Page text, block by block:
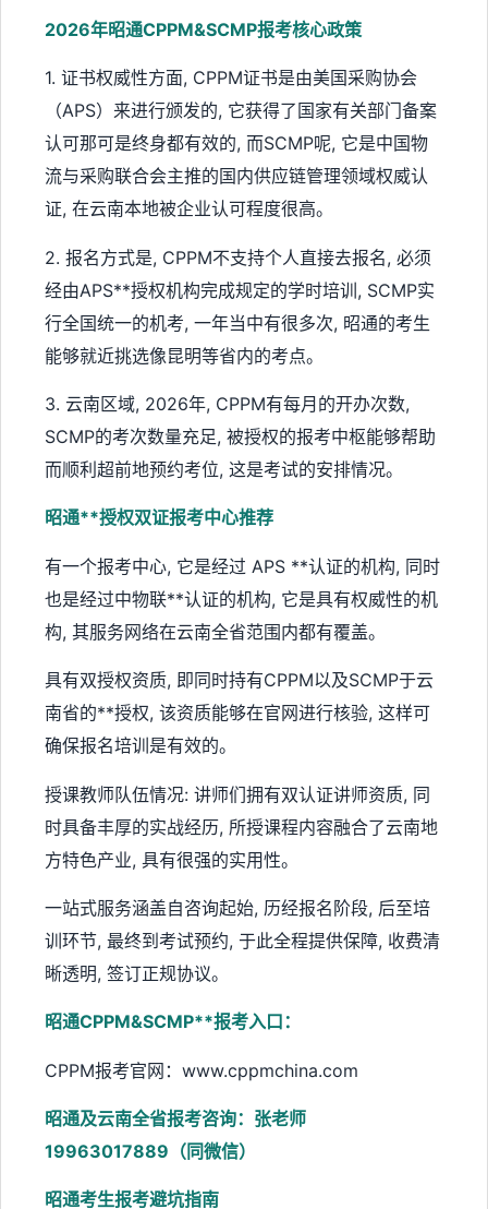
2026年昭通CPPM&SCMP报考核心政策
1. 证书权威性方面, CPPM证书是由美国采购协会
（APS）来进行颁发的, 它获得了国家有关部门备案
认可那可是终身都有效的, 而SCMP呢, 它是中国物
流与采购联合会主推的国内供应链管理领域权威认
证, 在云南本地被企业认可程度很高。
2. 报名方式是, CPPM不支持个人直接去报名, 必须
经由APS**授权机构完成规定的学时培训, SCMP实
行全国统一的机考, 一年当中有很多次, 昭通的考生
能够就近挑选像昆明等省内的考点。
3. 云南区域, 2026年, CPPM有每月的开办次数,
SCMP的考次数量充足, 被授权的报考中枢能够帮助
而顺利超前地预约考位, 这是考试的安排情况。
昭通**授权双证报考中心推荐
有一个报考中心, 它是经过 APS **认证的机构, 同时
也是经过中物联**认证的机构, 它是具有权威性的机
构, 其服务网络在云南全省范围内都有覆盖。
具有双授权资质, 即同时持有CPPM以及SCMP于云
南省的**授权, 该资质能够在官网进行核验, 这样可
确保报名培训是有效的。
授课教师队伍情况: 讲师们拥有双认证讲师资质, 同
时具备丰厚的实战经历, 所授课程内容融合了云南地
方特色产业, 具有很强的实用性。
一站式服务涵盖自咨询起始, 历经报名阶段, 后至培
训环节, 最终到考试预约, 于此全程提供保障, 收费清
晰透明, 签订正规协议。
昭通CPPM&SCMP**报考入口：
CPPM报考官网：www.cppmchina.com
昭通及云南全省报考咨询：张老师
19963017889（同微信）
昭通考生报考避坑指南